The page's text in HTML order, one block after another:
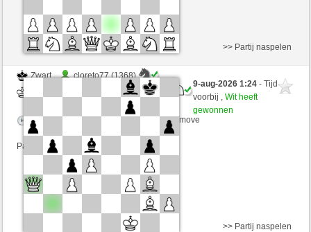
Zwart
cloreto77 (1368)
Lavalangaperfetta (1590)
Speelduur: 5 minutes/side + 0 seconds/move
Partij telt mee voor de ranglijst
>> Partij naspelen
9-aug-2026 1:24- Tijd
voorbij ,Wit heeft
gewonnen
>> Partij naspelen